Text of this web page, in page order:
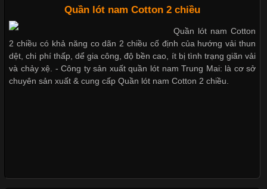
Chất Liệu Lycra Có Gì Đặc Biệt Trong Ngành Thời Trang?
Vải Lycra Là Gì? Chất Liệu Co Giãn Được Ưa Chuộng Trong
Nguyên bộ quần lót nam Boxer thun lạnh giá rẻ
Dễ chịu hơn với quần lót nam giá rẻ vải Cotton 4 chiều
Quần lót nam Cotton 2 chiều
Quần lót nam Cotton
2 chiều có khả năng co dãn 2 chiều cố định của hướng vải thun
dệt, chi phí thấp, dể gia công, độ bền cao, ít bị tình trạng giãn vải
và chảy xệ. - Công ty sản xuất quần lót nam Trung Mai: là cơ sở
chuyên sản xuất & cung cấp Quần lót nam Cotton 2 chiều.